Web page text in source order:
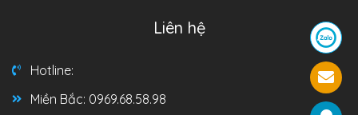
Liên hệ
Hotline:
Miền Bắc: 0969.68.58.98